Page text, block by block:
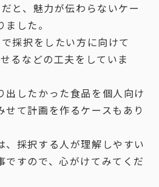
と、魅力が伝わらないケー
した。
採択をしたい方に向けて
るなどの工夫をしていま
出したかった食品を個人向け
て計画を作るケースもあり
、採択する人が理解しやすい
ですので、心がけてみてくだ